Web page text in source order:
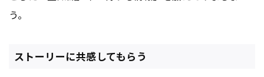
う。
ストーリーに共感してもらう